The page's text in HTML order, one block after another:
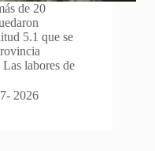
de 20
5.1 que se
labores de
2026